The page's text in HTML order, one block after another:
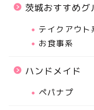
茨城おすすめグ
テイクアウト
お食事系
ハンドメイド
ペパナプ